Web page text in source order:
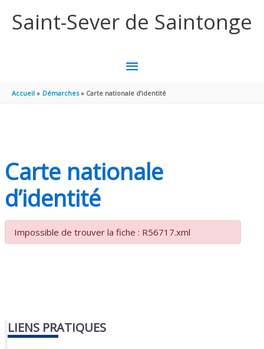
Saint-Sever de Saintonge
MENU
PRINCIPAL
Accueil Démarches Carte nationale d’identité
Carte nationale
d’identité
Impossible de trouver la fiche : R56717.xml
LIENS PRATIQUES